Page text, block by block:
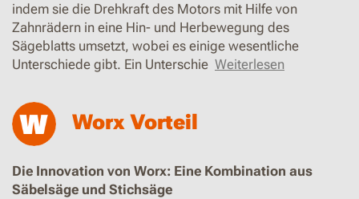
indem sie die Drehkraft des Motors mit Hilfe von
Zahnrädern in eine Hin- und Herbewegung des
Sägeblatts umsetzt, wobei es einige wesentliche
Unterschiede gibt. Ein Unterschie Weiterlesen
Worx Vorteil
Die Innovation von Worx: Eine Kombination aus
Säbelsäge und Stichsäge